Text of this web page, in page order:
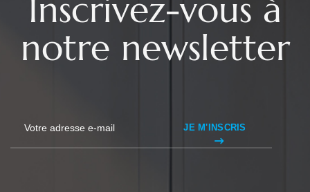
Inscrivez-vous à
notre newsletter
JE M'INSCRIS